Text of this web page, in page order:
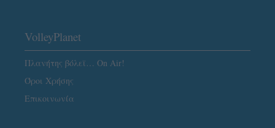
VolleyPlanet
Πλανήτης βόλεϊ… On Air!
Όροι Χρήσης
Επικοινωνία